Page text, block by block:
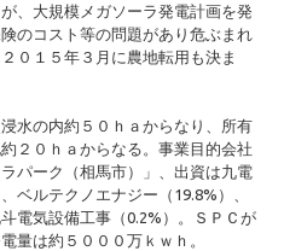
、大規模メガソーラ発電計画を発
のコスト等の問題があり危ぶまれ
０１５年３月に農地転用も決ま
水の内約５０ｈａからなり、所有
２０ｈａからなる。事業目的会社
パーク（相馬市）」、出資は九電
ベルテクノエナジー（19.8%）、
電気設備工事（0.2%）。ＳＰＣが
量は約５０００万ｋｗｈ。